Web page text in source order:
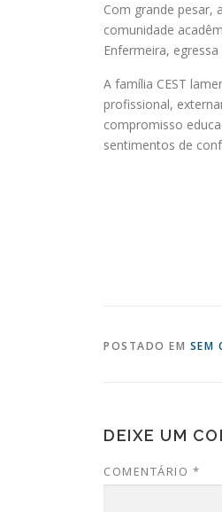
Com grande pesar,
comunidade
Enfermeira,
A família CEST
profissional,
compromisso
sentimentos de
POSTADO EM SEM
DEIXE UM
COMENTÁRIO *